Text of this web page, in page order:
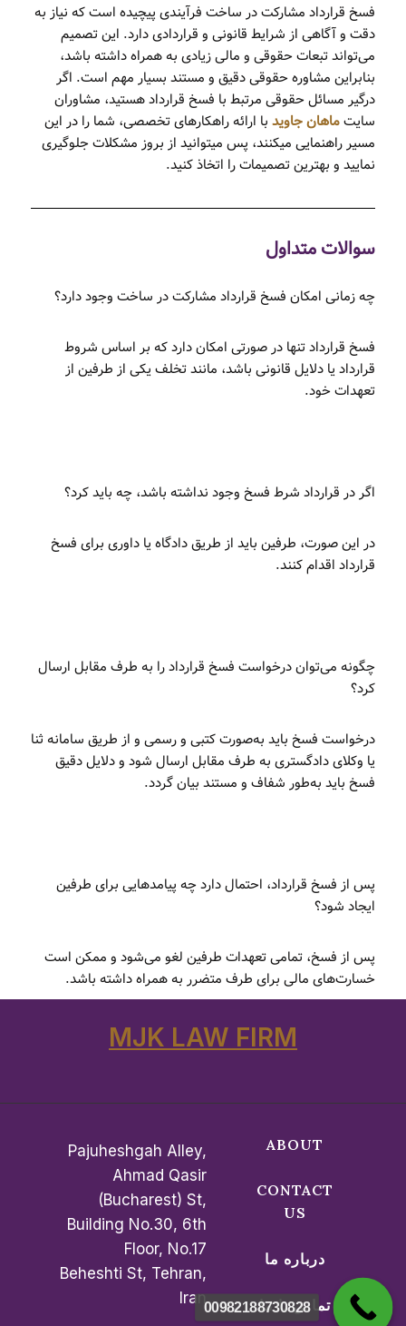
فسخ قرارداد مشارکت در ساخت فرآیندی پیچیده است که نیاز به
دقت و آگاهی از شرایط قانونی و قراردادی دارد. این تصمیم
می‌تواند تبعات حقوقی و مالی زیادی به همراه داشته باشد،
بنابراین مشاوره حقوقی دقیق و مستند بسیار مهم است. اگر
درگیر مسائل حقوقی مرتبط با فسخ قرارداد هستید، مشاوران
سایتماهان جاوید با ارائه راهکارهای تخصصی، شما را در این
مسیر راهنمایی می­کنند، پس می­توانید از بروز مشکلات جلوگیری
نمایید و بهترین تصمیمات را اتخاذ کنید.
سوالات متداول
چه زمانی امکان فسخ قرارداد مشارکت در ساخت وجود دارد؟
فسخ قرارداد تنها در صورتی امکان دارد که بر اساس شروط
قرارداد یا دلایل قانونی باشد، مانند تخلف یکی از طرفین از
تعهدات خود.
اگر در قرارداد شرط فسخ وجود نداشته باشد، چه باید کرد؟
در این صورت، طرفین باید از طریق دادگاه یا داوری برای فسخ
قرارداد اقدام کنند.
چگونه می‌توان درخواست فسخ قرارداد را به طرف مقابل ارسال
کرد؟
درخواست فسخ باید به‌صورت کتبی و رسمی و از طریق سامانه ثنا
یا وکلای دادگستری به طرف مقابل ارسال شود و دلایل دقیق
فسخ باید به‌طور شفاف و مستند بیان گردد.
پس از فسخ قرارداد، احتمال دارد چه پیامدهایی برای طرفین
ایجاد شود؟
پس از فسخ، تمامی تعهدات طرفین لغو می‌شود و ممکن است
خسارت‌های مالی برای طرف متضرر به همراه داشته باشد.
MJK LAW FIRM
ABOUT
CONTACT
US
درباره ما
تماس با ما
Pajuheshgah Alley,
Ahmad Qasir
(Bucharest) St,
Building No.30, 6th
Floor, No.17
Beheshti St, Tehran,
Iran
00982188730828